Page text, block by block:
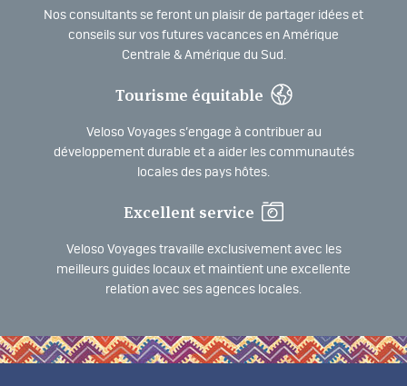
Nos consultants se feront un plaisir de partager idées et
conseils sur vos futures vacances en Amérique
Centrale & Amérique du Sud.
Tourisme équitable
Veloso Voyages s’engage à contribuer au
développement durable et a aider les communautés
locales des pays hôtes.
Excellent service
Veloso Voyages travaille exclusivement avec les
meilleurs guides locaux et maintient une excellente
relation avec ses agences locales.